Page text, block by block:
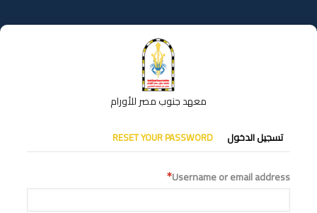
إلى
المحتوى
معهد جنوب مصر للأورام
التبويبات
الأساسية
تسجيل الدخول RESET YOUR PASSWORD
Username or email address